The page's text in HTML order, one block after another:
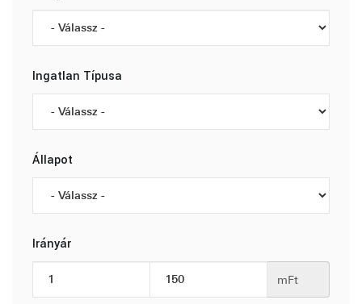
Ingatlan Típusa
Állapot
Irányár
mFt